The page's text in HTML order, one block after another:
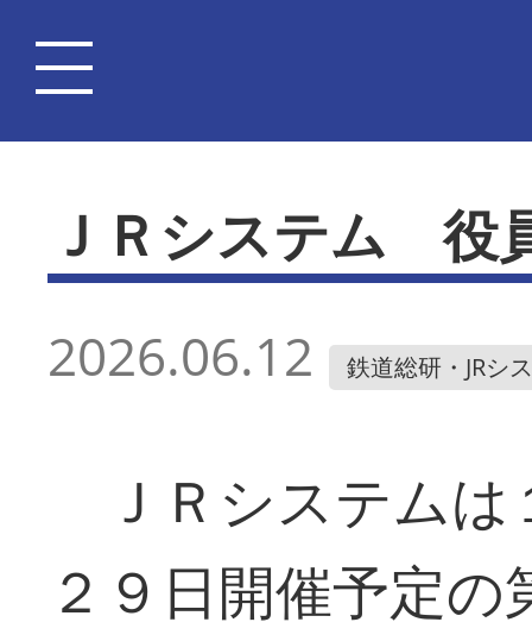
ＪＲシステム 役
2026.06.12 鉄道総研・JRシ
ＪＲシステムは
２９日開催予定